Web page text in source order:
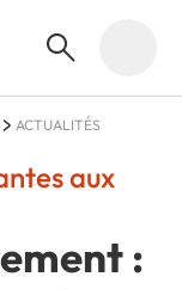
ACTUALITÉS
:
aux